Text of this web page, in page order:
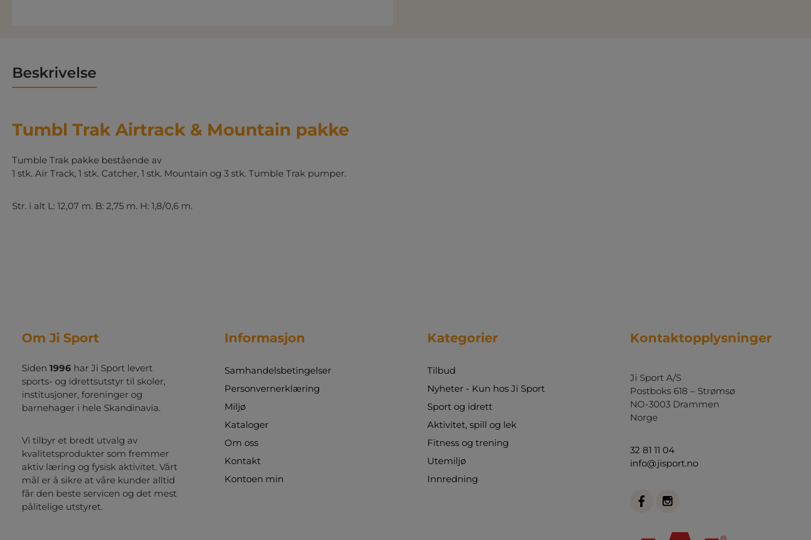
Beskrivelse
Tumbl Trak Airtrack & Mountain pakke
Tumble Trak pakke bestående av
1 stk. Air Track, 1 stk. Catcher, 1 stk. Mountain og 3 stk. Tumble Trak pumper.
Str. i alt L: 12,07 m. B: 2,75 m. H: 1,8/0,6 m.
Om Ji Sport
Siden 1996 har Ji Sport levert
sports- og idrettsutstyr til skoler,
institusjoner, foreninger og
barnehager i hele Skandinavia.
Vi tilbyr et bredt utvalg av
kvalitetsprodukter som fremmer
aktiv læring og fysisk aktivitet. Vårt
mål er å sikre at våre kunder alltid
får den beste servicen og det mest
pålitelige utstyret.
Informasjon
Samhandelsbetingelser
Personvernerklæring
Miljø
Kataloger
Om oss
Kontakt
Kontoen min
Kategorier
Tilbud
Nyheter - Kun hos Ji Sport
Sport og idrett
Aktivitet, spill og lek
Fitness og trening
Utemiljø
Innredning
Kontaktopplysninger
Ji Sport A/S
Postboks 618 – Strømsø
NO-3003 Drammen
Norge
32 81 11 04
info@jisport.no